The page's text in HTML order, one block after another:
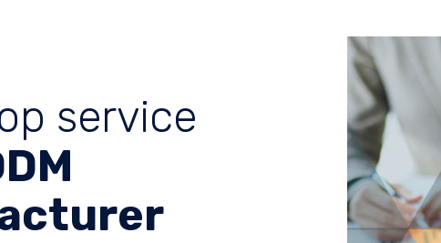
service